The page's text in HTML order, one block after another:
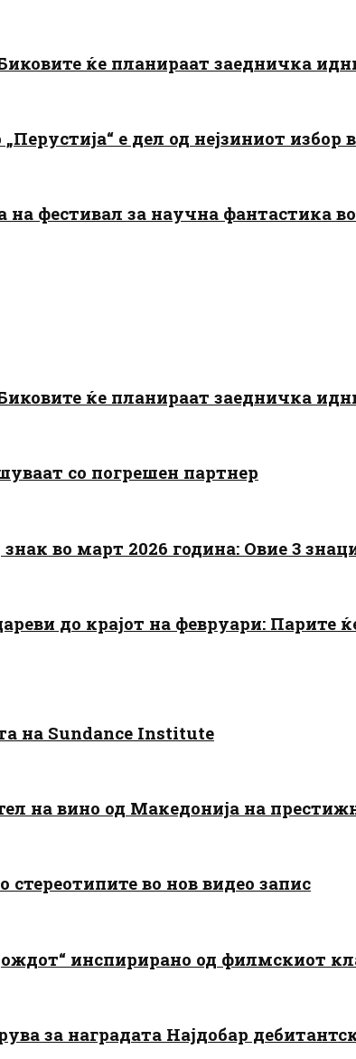
ќе планираат заедничка
е дел од нејзиниот избор
на фестивал за научна фантастика
ќе планираат заедничка
со погрешен партнер
во март 2026 година: Овие 3
до крајот на февруари:
на Sundance Institute
на вино од Македонија на
во нов видео запис
инспирирано од филмскиот
за наградата Најдобар